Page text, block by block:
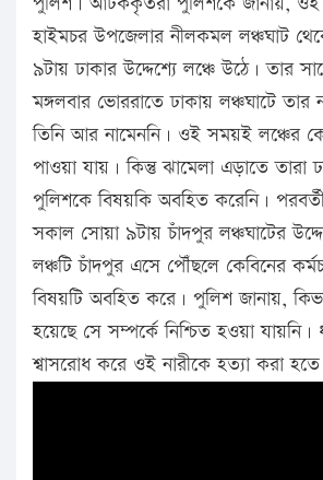
হাইমচর উপজেলার নীলকমল লঞ্চঘাট
৯টায় ঢাকার উদ্দেশ্যে লঞ্চে উঠে। তার
মঙ্গলবার ভোররাতে ঢাকায় লঞ্চঘাটে তার
তিনি আর নামেননি। ওই সময়ই লঞ্চের
পাওয়া যায়। কিন্তু ঝামেলা এড়াতে তারা
পুলিশকে বিষয়কি অবহিত করেনি।
সকাল সোয়া ৯টায় চাঁদপুর লঞ্চঘাটের
লঞ্চটি চাঁদপুর এসে পৌঁছলে কেবিনের
বিষয়টি অবহিত করে। পুলিশ জানায়,
হয়েছে সে সম্পর্কে নিশ্চিত হওয়া যায়নি।
শ্বাসরোধ করে ওই নারীকে হত্যা করা হতে